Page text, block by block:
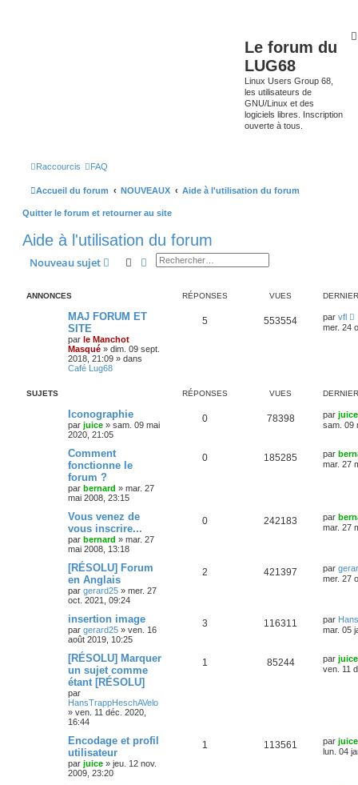
Le forum du
LUG68
Linux Users Group 68,
les utilisateurs de
GNU/Linux et des
logiciels libres. Inscription
ouverte à tous.
Raccourcis FAQ
Accueil du forum NOUVEAUX Aide à l'utilisation du forum
Quitter le forum et retourner au site
Aide à l'utilisation du forum
Nouveau sujet Rechercher
Recherche avancée
ANNONCES RÉPONSES VUES
MAJ FORUM ET
SITE
par le Manchot
Masqué » dim. 09 sept.
2018, 21:09 » dans
Café Lug68
5 553554 par vfl
mer. 24
SUJETS RÉPONSES VUES
Iconographie
par juice » sam. 09 mai
2020, 21:05
0 78398 par juice
sam. 09
Comment
fonctionne le
forum ?
par bernard » mar. 27
mai 2008, 23:15
0 185285 par
mar. 27
Vous venez de
vous inscrire...
par bernard » mar. 27
mai 2008, 13:18
0 242183 par
mar. 27
[RÉSOLU] Forum
en Anglais
par gerard25 » mer. 27
oct. 2021, 09:24
2 421397 par
mer. 27
insertion image
par gerard25 » ven. 16
août 2019, 10:25
3 116311 par
mar. 05
[RÉSOLU] Marquer
un sujet comme
étant [RÉSOLU]
par
HansTrappHeschAVelo
» ven. 11 déc. 2020,
16:44
1 85244 par juice
ven. 11
Encodage et profil
utilisateur
par juice » jeu. 12 nov.
2009, 23:20
1 113561 par juice
lun. 04